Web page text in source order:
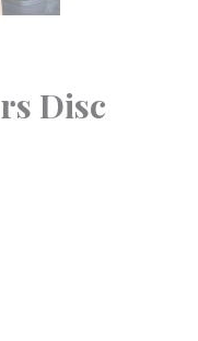
Disc